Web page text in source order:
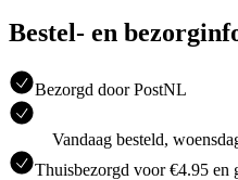
Bestel- en
Bezorgd door PostNL
Vandaag besteld,
Thuisbezorgd voor €4.95 en